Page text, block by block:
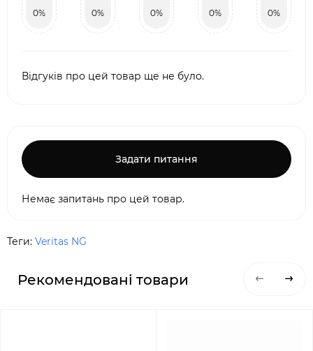
0% 0% 0% 0% 0%
Відгуків про цей товар ще не було.
Задати питання
Немає запитань про цей товар.
Теги: Veritas NG
Рекомендовані товари